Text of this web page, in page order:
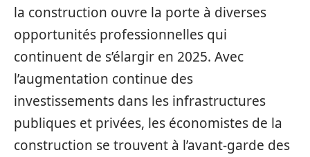
la construction ouvre la porte à diverses
opportunités professionnelles qui
continuent de s’élargir en 2025. Avec
l’augmentation continue des
investissements dans les infrastructures
publiques et privées, les économistes de la
construction se trouvent à l’avant-garde des